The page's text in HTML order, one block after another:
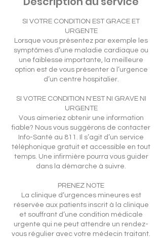
SI VOTRE CONDITION EST GRACE ET
URGENTE
Lorsque vous présentez par exemple les
symptômes d’une maladie cardiaque ou
une faiblesse importante, la meilleure
option est de vous présenter à l’urgence
d’un centre hospitalier.
SI VOTRE CONDITION N'EST NI GRAVE NI
URGENTE
Vous aimeriez obtenir une information
fiable? Nous vous suggérons de contacter
Info-Santé au 811. Il s’agit d’un service
téléphonique gratuit et accessible en tout
temps. Une infirmière pourra vous guider
dans la démarche à suivre.
PRENEZ NOTE
La clinique d’urgences mineures est
réservée aux patients inscrit à la clinique
et souffrant d’une condition médicale
urgente qui ne peut attendre un rendez-
vous régulier avec votre médecin traitant.